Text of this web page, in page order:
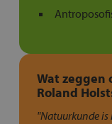
Wat zeggen
Roland
"Natuurkunde